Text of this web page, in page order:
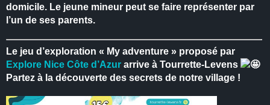
domicile. Le jeune mineur peut se faire représenter par
l’un de ses parents.
Le jeu d’exploration « My adventure » proposé par
Explore Nice Côte d’Azur arrive à Tourrette-Levens
Partez à la découverte des secrets de notre village !